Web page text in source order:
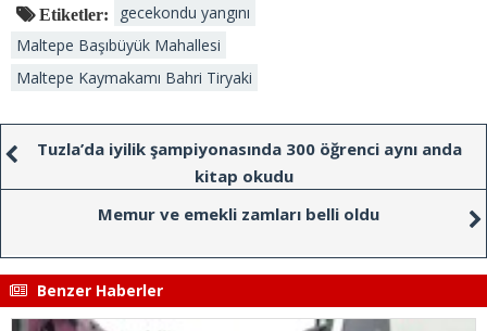
Etiketler:
gecekondu yangını
Maltepe Başıbüyük Mahallesi
Maltepe Kaymakamı Bahri Tiryaki
Tuzla’da iyilik şampiyonasında 300 öğrenci aynı anda
kitap okudu
Memur ve emekli zamları belli oldu
Benzer Haberler